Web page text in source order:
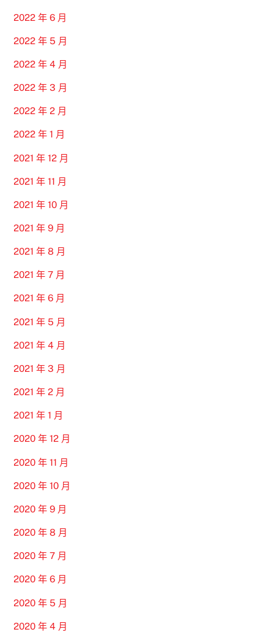
2022 年 6 月
2022 年 5 月
2022 年 4 月
2022 年 3 月
2022 年 2 月
2022 年 1 月
2021 年 12 月
2021 年 11 月
2021 年 10 月
2021 年 9 月
2021 年 8 月
2021 年 7 月
2021 年 6 月
2021 年 5 月
2021 年 4 月
2021 年 3 月
2021 年 2 月
2021 年 1 月
2020 年 12 月
2020 年 11 月
2020 年 10 月
2020 年 9 月
2020 年 8 月
2020 年 7 月
2020 年 6 月
2020 年 5 月
2020 年 4 月